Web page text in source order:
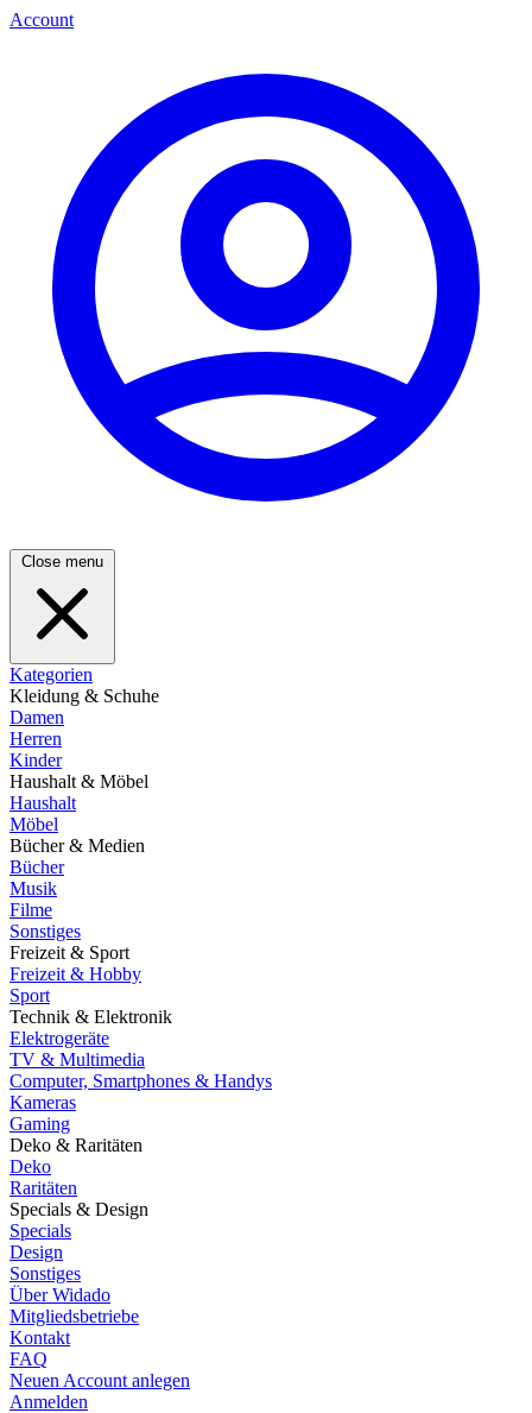
Account
Close menu
Kategorien
Kleidung & Schuhe
Damen
Herren
Kinder
Haushalt & Möbel
Haushalt
Möbel
Bücher & Medien
Bücher
Musik
Filme
Sonstiges
Freizeit & Sport
Freizeit & Hobby
Sport
Technik & Elektronik
Elektrogeräte
TV & Multimedia
Computer, Smartphones & Handys
Kameras
Gaming
Deko & Raritäten
Deko
Raritäten
Specials & Design
Specials
Design
Sonstiges
Über Widado
Mitgliedsbetriebe
Kontakt
FAQ
Neuen Account anlegen
Anmelden